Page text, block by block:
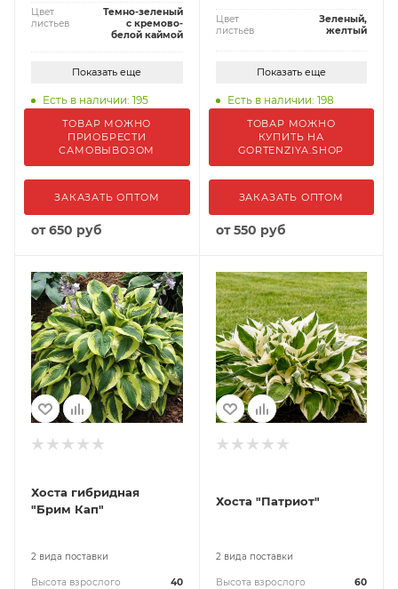
Цвет
листьев
Темно-зеленый
с кремово-
белой каймой
Показать еще
Есть в наличии: 195
ТОВАР МОЖНО
ПРИОБРЕСТИ
САМОВЫВОЗОМ
ЗАКАЗАТЬ ОПТОМ
от650 руб
Цвет
листьев
Зеленый,
желтый
Показать еще
Есть в наличии: 198
ТОВАР МОЖНО
КУПИТЬ НА
GORTENZIYA.SHOP
ЗАКАЗАТЬ ОПТОМ
от550 руб
Хоста гибридная
"Брим Кап"
2 вида поставки
Высота взрослого
40
Хоста "Патриот"
2 вида поставки
Высота взрослого
60